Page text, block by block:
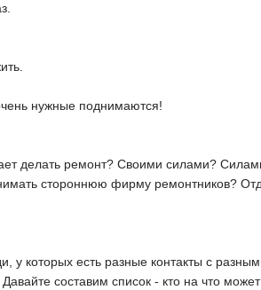
нужные поднимаются!
делать ремонт? Своими силами?
стороннюю фирму ремонтников?
у которых есть разные контакты с
составим список - кто на что